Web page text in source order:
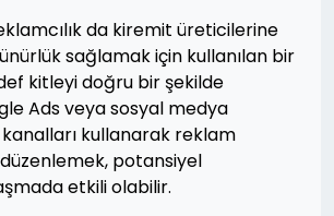
da kiremit üreticilerine
sağlamak için kullanılan bir
kitleyi doğru bir şekilde
Ads veya sosyal medya
kullanarak reklam
potansiyel
etkili olabilir.